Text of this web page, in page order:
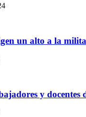
un alto a la
y